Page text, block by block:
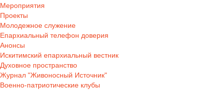
Мероприятия
Проекты
Молодежное служение
Епархиальный телефон доверия
Анонсы
Искитимский епархиальный вестник
Духовное пространство
Журнал "Живоносный Источник"
Военно-патриотические клубы